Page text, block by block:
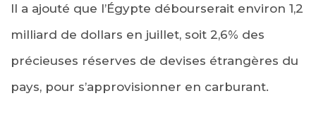
Il a ajouté que l’Égypte débourserait environ 1,2
milliard de dollars en juillet, soit 2,6% des
précieuses réserves de devises étrangères du
pays, pour s’approvisionner en carburant.